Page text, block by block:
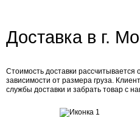
Доставка в г.
Стоимость доставки рассчитывается
зависимости от размера груза.
службы доставки и забрать товар с